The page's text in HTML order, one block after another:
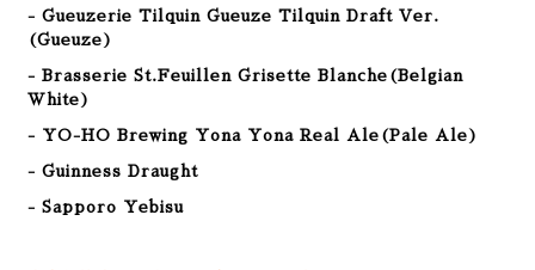
- Gueuzerie Tilquin Gueuze Tilquin Draft Ver.
(Gueuze)
- Brasserie St.Feuillen Grisette Blanche(Belgian
White)
- YO-HO Brewing Yona Yona Real Ale(Pale Ale)
- Guinness Draught
- Sapporo Yebisu